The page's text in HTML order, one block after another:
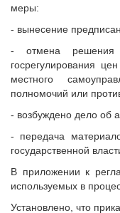
меры:
- вынесение
- отмена решения
госрегулирования
местного
полномочий или
- возбуждено дело об
- передача
государственной
В приложении к
используемых в
Установлено, что